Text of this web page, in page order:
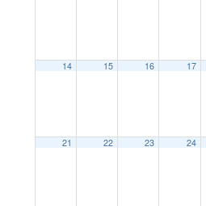
14 15 16 17
21 22 23 24